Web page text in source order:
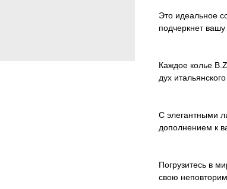
Это идеальное
подчеркнет
Каждое колье
дух
С элегантными
дополнением к
Погрузитесь в
свою